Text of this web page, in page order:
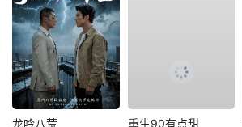
龙吟八荒 重生90有点甜